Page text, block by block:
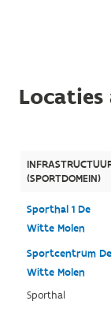
(SPORTDOMEIN)
Sporthal 1 De
Witte Molen
Sportcentrum De
Witte Molen
Sporthal